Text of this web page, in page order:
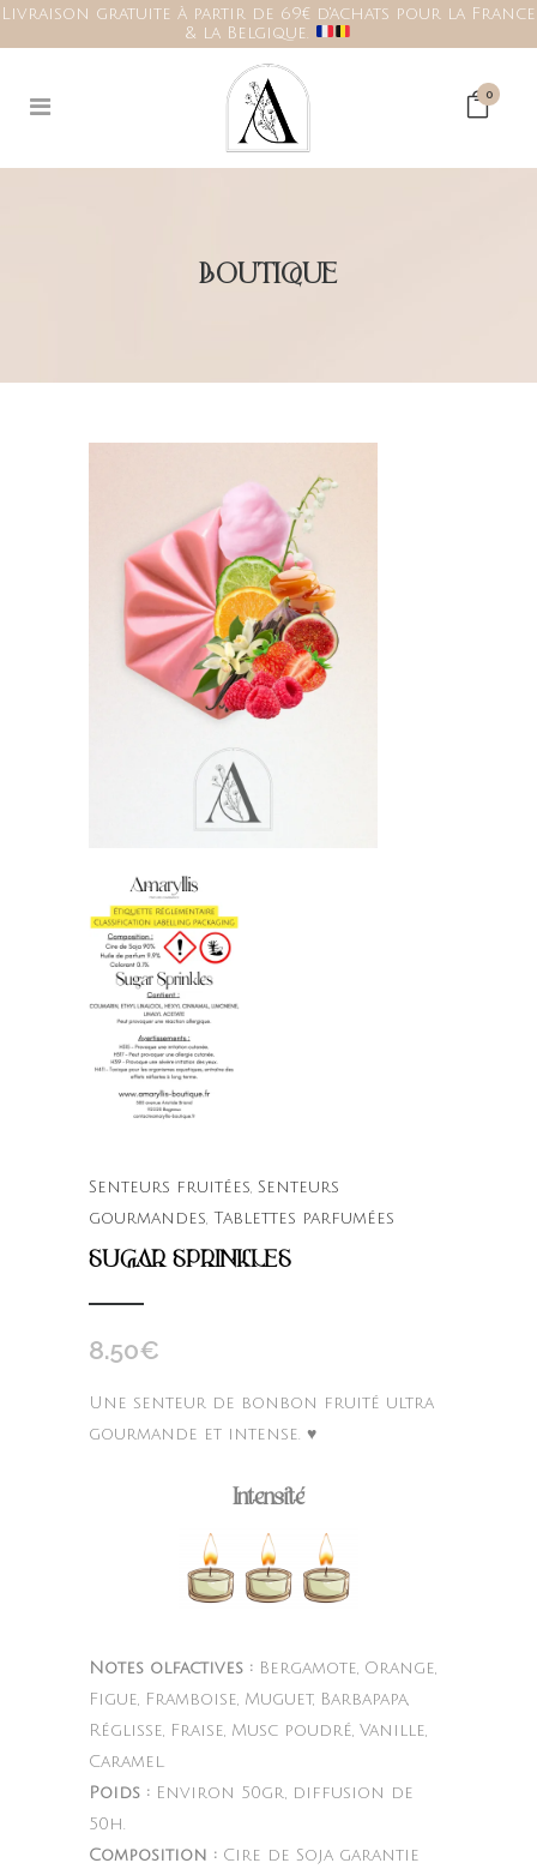
Livraison gratuite à partir de 69€ d'achats pour la France
& la Belgique.
0
BOUTIQUE
Senteurs fruitées Senteurs
gourmandes Tablettes parfumées
SUGAR SPRINKLES
8.50€
Une senteur de bonbon fruité ultra
gourmande et intense. ♥
Intensité
Notes olfactives : Bergamote, Orange,
Figue, Framboise, Muguet, Barbapapa,
Réglisse, Fraise, Musc poudré, Vanille,
Caramel.
Poids : Environ 50gr, diffusion de
50h.
Composition : Cire de Soja garantie